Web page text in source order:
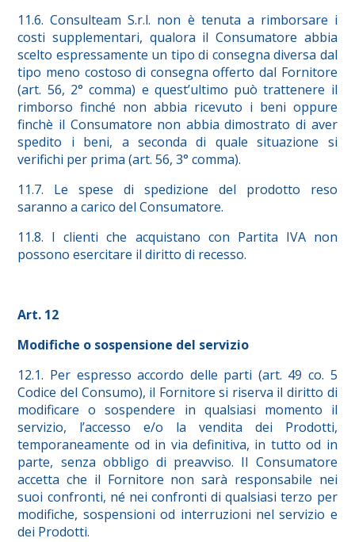
11.6. Consulteam S.r.l. non è tenuta a rimborsare i
costi supplementari, qualora il Consumatore abbia
scelto espressamente un tipo di consegna diversa dal
tipo meno costoso di consegna offerto dal Fornitore
(art. 56, 2° comma) e quest’ultimo può trattenere il
rimborso finché non abbia ricevuto i beni oppure
finchè il Consumatore non abbia dimostrato di aver
spedito i beni, a seconda di quale situazione si
verifichi per prima (art. 56, 3° comma).
11.7. Le spese di spedizione del prodotto reso
saranno a carico del Consumatore.
11.8. I clienti che acquistano con Partita IVA non
possono esercitare il diritto di recesso.
Art. 12
Modifiche o sospensione del servizio
12.1. Per espresso accordo delle parti (art. 49 co. 5
Codice del Consumo), il Fornitore si riserva il diritto di
modificare o sospendere in qualsiasi momento il
servizio, l’accesso e/o la vendita dei Prodotti,
temporaneamente od in via definitiva, in tutto od in
parte, senza obbligo di preavviso. Il Consumatore
accetta che il Fornitore non sarà responsabile nei
suoi confronti, né nei confronti di qualsiasi terzo per
modifiche, sospensioni od interruzioni nel servizio e
dei Prodotti.